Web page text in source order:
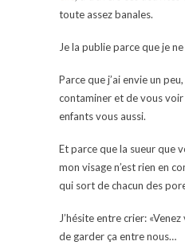
toute assez banales.
Je la publie parce que je
Parce que j’ai envie un
contaminer et de vous
enfants vous aussi.
Et parce que la sueur que
mon visage n’est rien en
qui sort de chacun des
J’hésite entre crier:
de garder ça entre nous…